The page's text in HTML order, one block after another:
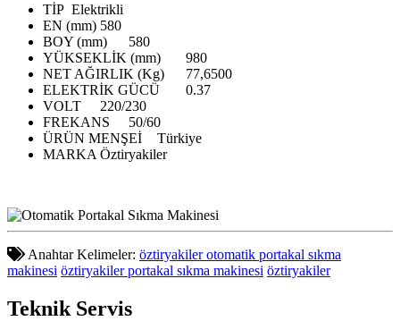
TİP Elektrikli
EN (mm) 580
BOY (mm)
580
YÜKSEKLİK (mm)
980
NET AĞIRLIK (Kg)
77,6500
ELEKTRİK GÜCÜ
0.37
VOLT
220/230
FREKANS
50/60
ÜRÜN MENŞEİ
Türkiye
MARKA Öztiryakiler
Anahtar Kelimeler: öztiryakiler otomatik portakal sıkma
makinesi öztiryakiler portakal sıkma makinesi öztiryakiler
Teknik Servis